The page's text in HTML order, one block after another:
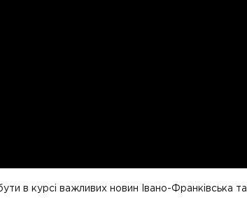
в курсі важливих новин Івано-Франківська та